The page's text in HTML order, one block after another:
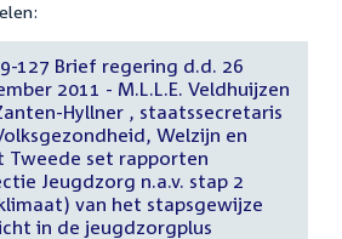
127 Brief regering d.d. 26
2011 - M.L.L.E. Veldhuijzen
Hyllner , staatssecretaris
Welzijn en
Tweede set rapporten
Jeugdzorg n.a.v. stap 2
van het stapsgewijze
in de jeugdzorgplus